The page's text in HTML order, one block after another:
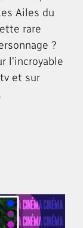
Ailes du
rare
?
l'incroyable
et sur